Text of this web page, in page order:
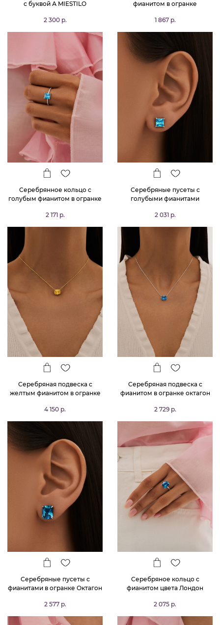
с буквой А MIESTILO
2 300 р.
фианитом в огранке
1 867 р.
Серебрянное кольцо с
голубым фианитом в огранке
2 171 р.
Серебряные пусеты с
голубыми фианитами
2 031 р.
Серебряная подвеска с
желтым фианитом в огранке
4 150 р.
Серебряная подвеска с
фианитом в огранке октагон
2 729 р.
Серебряные пусеты с
фианитами в огранке Октагон
2 577 р.
Серебряное кольцо с
фианитом цвета Лондон
2 075 р.